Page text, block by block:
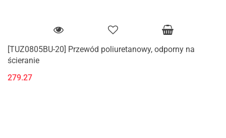
[TUZ0805BU-20] Przewód poliuretanowy, odporny na
ścieranie
279.27